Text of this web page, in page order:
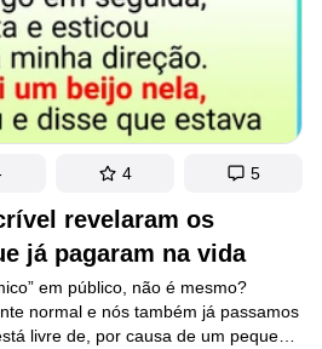
revelaram os
já pagaram na vida
em público, não é mesmo?
normal e nós também já passamos
livre de, por causa de um pequeno
4 5